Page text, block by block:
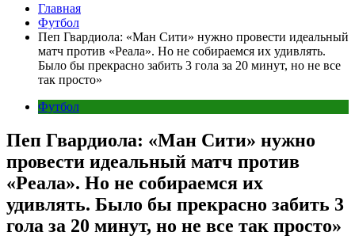
Главная
Футбол
Пеп Гвардиола: «Ман Сити» нужно провести идеальный
матч против «Реала». Но не собираемся их удивлять.
Было бы прекрасно забить 3 гола за 20 минут, но не все
так просто»
Футбол
Пеп Гвардиола: «Ман Сити» нужно
провести идеальный матч против
«Реала». Но не собираемся их
удивлять. Было бы прекрасно забить 3
гола за 20 минут, но не все так просто»